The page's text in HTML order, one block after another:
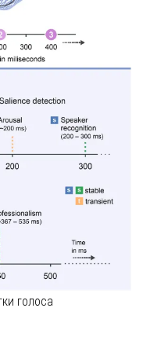
голоса